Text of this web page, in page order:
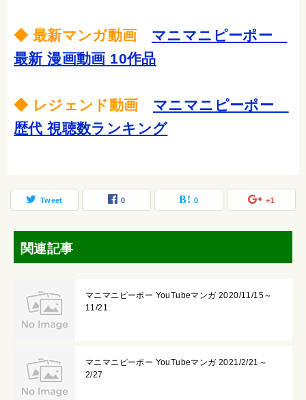
◆ 最新マンガ動画 マニマニピーポー
最新 漫画動画 10作品
◆ レジェンド動画 マニマニピーポー
歴代 視聴数ランキング
Tweet 0 0 +1
関連記事
マニマニピーポー YouTubeマンガ 2020/11/15～
11/21
マニマニピーポー YouTubeマンガ 2021/2/21～
2/27